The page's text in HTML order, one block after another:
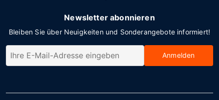
Newsletter abonnieren
Bleiben Sie über Neuigkeiten und Sonderangebote informiert!
Anmelden